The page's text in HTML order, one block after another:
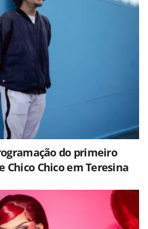
do primeiro
Chico Chico em Teresina